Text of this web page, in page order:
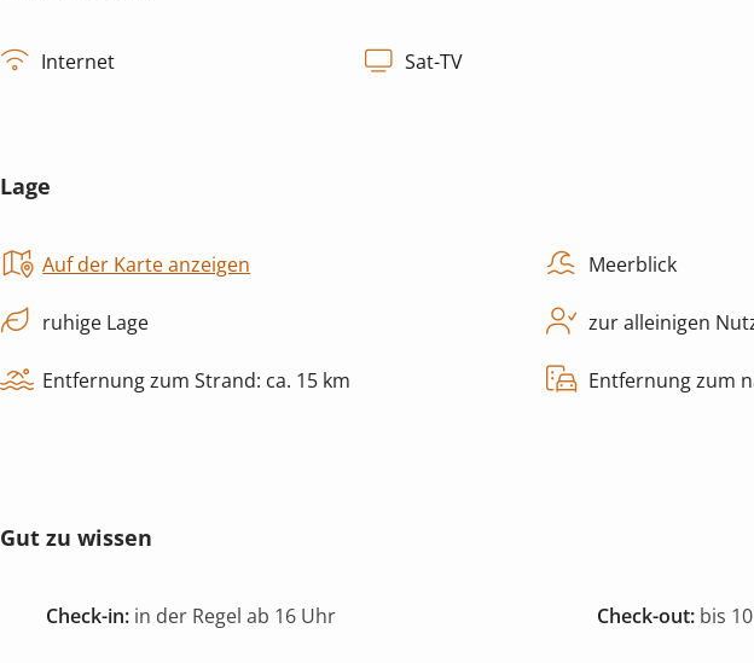
Internet Sat-TV
Lage
Auf der Karte anzeigen Meerblick
ruhige Lage zur alleinigen
Entfernung zum Strand: ca. 15 km Entfernung zum
Gut zu wissen
Check-in: in der Regel ab 16 Uhr Check-out: bis